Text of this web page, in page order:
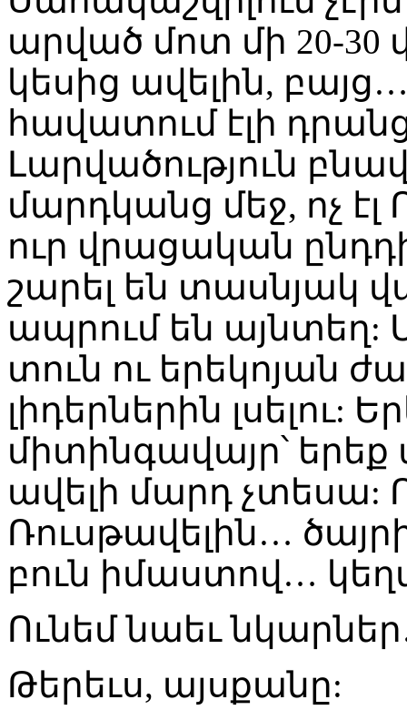
արված մոտ մի 20-
կեսից ավելին,
հավատում էլի
Լարվածություն
մարդկանց մեջ, ոչ էլ
ուր վրացական
շարել են տասնյակ
ապրում են այնտեղ:
տուն ու երեկոյան
լիդերներին լսելու:
միտինգավայր՝ երեք
ավելի մարդ չտեսա:
Ռուսթավելին…
բուն իմաստով…
Ունեմ նաեւ
Թերեւս, այսքանը: